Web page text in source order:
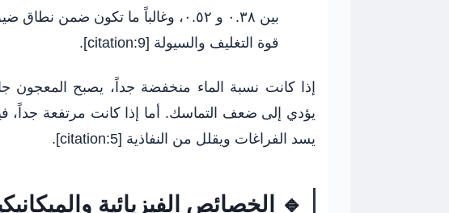
قوة التغليف والسيولة [citation:9].
إذا كانت نسبة الماء منخفضة جداً، يصبح المعجون
يؤدي إلى ضعف التماسك. أما إذا كانت مرتفعة جداً،
يسد الفراغات ويقلل من النفاذية [citation:5].
🔹 الخصائص الفيزيائية